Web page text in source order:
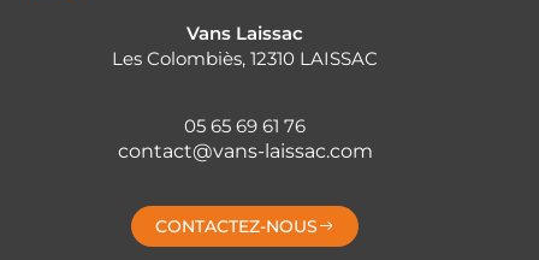
Vans Laissac
Les Colombiès, 12310 LAISSAC
05 65 69 61 76
contact@vans-laissac.com
CONTACTEZ-NOUS